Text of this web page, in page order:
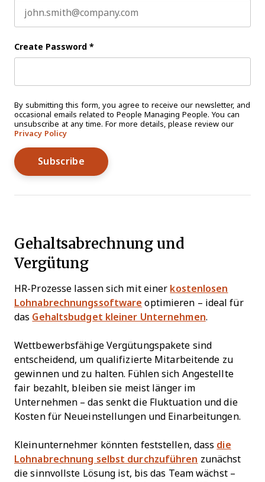
Create Password *
By submitting this form, you agree to receive our newsletter, and
occasional emails related to People Managing People. You can
unsubscribe at any time. For more details, please review our
Privacy Policy
Gehaltsabrechnung und
Vergütung
HR-Prozesse lassen sich mit einer kostenlosen
Lohnabrechnungssoftware optimieren – ideal für
das Gehaltsbudget kleiner Unternehmen.
Wettbewerbsfähige Vergütungspakete sind
entscheidend, um qualifizierte Mitarbeitende zu
gewinnen und zu halten. Fühlen sich Angestellte
fair bezahlt, bleiben sie meist länger im
Unternehmen – das senkt die Fluktuation und die
Kosten für Neueinstellungen und Einarbeitungen.
Kleinunternehmer könnten feststellen, dass die
Lohnabrechnung selbst durchzuführen zunächst
die sinnvollste Lösung ist, bis das Team wächst –